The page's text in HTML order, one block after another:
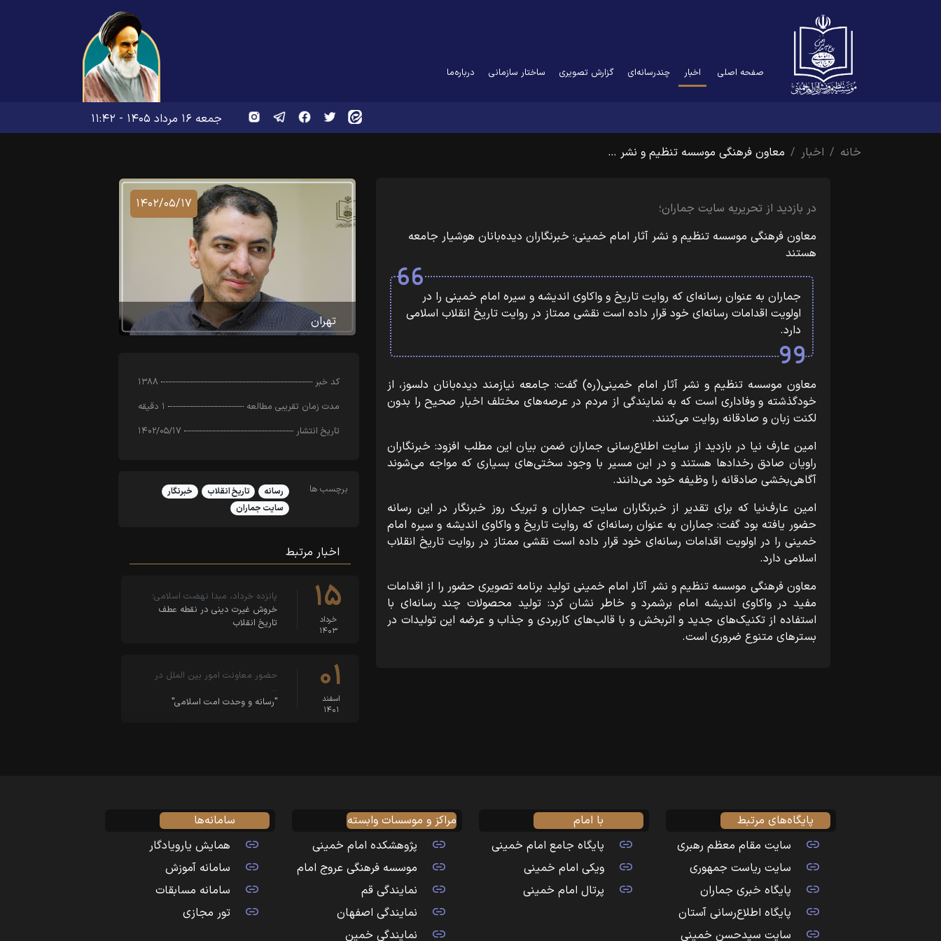
صفحه اصلی اخبار چندرسانه‌ای گزارش تصویری ساختار سازمانی درباره‌ما
جمعه ۱۶ مرداد ۱۴۰۵ - ۱۱:۴۲
خانه
اخبار معاون فرهنگی موسسه تنظیم و نشر …
در بازدید از تحریریه سایت جماران؛
معاون فرهنگی موسسه تنظیم و نشر آثار امام خمینی: خبرنگاران دیده‌بانان هوشیار جامعه
هستند
جماران به عنوان رسانه‌ای که روایت تاریخ و واکاوی اندیشه و سیره امام خمینی را در
اولویت اقدامات رسانه‌ای خود قرار داده است نقشی ممتاز در روایت تاریخ انقلاب اسلامی
دارد.
معاون موسسه تنظیم و نشر آثار امام خمینی(ره) گفت: جامعه نیازمند دیده‌بانان دلسوز، از
خودگذشته و وفاداری است که به نمایندگی از مردم در عرصه‌های مختلف اخبار صحیح را بدون
لکنت زبان و صادقانه روایت می‌کنند.
امین عارف نیا در بازدید از سایت اطلاع‌رسانی جماران ضمن بیان این مطلب افزود: خبرنگاران
راویان صادق رخدادها هستند و در این مسیر با وجود سختی‌های بسیاری که مواجه می‌شوند
آگاهی‌بخشی صادقانه را وظیفه خود می‌دانند.
امین عارف‌نیا که برای تقدیر از خبرنگاران سایت جماران و تبریک روز خبرنگار در این رسانه
حضور یافته بود گفت: جماران به عنوان رسانه‌ای که روایت تاریخ و واکاوی اندیشه و سیره امام
خمینی را در اولویت اقدامات رسانه‌ای خود قرار داده است نقشی ممتاز در روایت تاریخ انقلاب
اسلامی دارد.
معاون فرهنگی موسسه تنظیم و نشر آثار امام خمینی تولید برنامه تصویری حضور را از اقدامات
مفید در واکاوی اندیشه امام برشمرد و خاطر نشان کرد: تولید محصولات چند رسانه‌ای با
استفاده از تکنیک‌های جدید و اثربخش و با قالب‌های کاربردی و جذاب و عرضه این تولیدات در
بسترهای متنوع ضروری است.
۱۴۰۲/۰۵/۱۷
تهران
کد خبر
۱۳۸۸
مدت زمان تقریبی مطالعه
۱ دقیقه
تاریخ انتشار
۱۴۰۲/۰۵/۱۷
برچسب ها رسانه تاریخ انقلاب
خبرنگار
سایت جماران
اخبار مرتبط
۱۵
خرداد
۱۴۰۳
پانزده خرداد، مبدا نهضت اسلامی؛
خروش غیرت دینی در نقطه عطف
تاریخ انقلاب
۰۱
اسفند
۱۴۰۱
حضور معاونت امور بین الملل در
…
"رسانه و وحدت امت اسلامی"
پایگاه‌های مرتبط
سایت مقام معظم رهبری
سایت ریاست جمهوری
پایگاه خبری جماران
پایگاه اطلاع‌رسانی آستان
سایت سیدحسن خمینی
با امام
پایگاه جامع امام خمینی
ویکی امام خمینی
پرتال امام خمینی
مراکز و موسسات وابسته
پژوهشکده امام خمینی
موسسه فرهنگی عروج امام
نمایندگی قم
نمایندگی اصفهان
نمایندگی خمین
سامانه‌ها
همایش یارویادگار
سامانه آموزش
سامانه مسابقات
تور مجازی